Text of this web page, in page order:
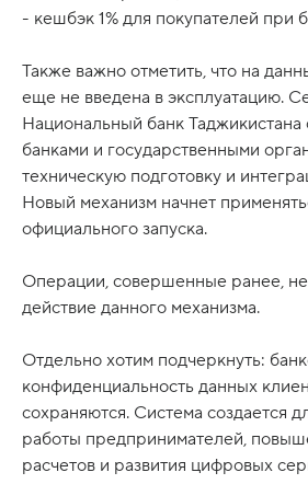
- кешбэк 1% для покупателей при
Также важно отметить, что на
еще не введена в эксплуатацию.
Национальный банк Таджикистана
банками и государственными
техническую подготовку и
Новый механизм начнет
официального запуска.
Операции, совершенные ранее,
действие данного механизма.
Отдельно хотим подчеркнуть:
конфиденциальность данных
сохраняются. Система создается
работы предпринимателей,
расчетов и развития цифровых